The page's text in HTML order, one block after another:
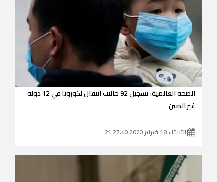
الصحة العالمية: تسجيل 92 حالات انتقال لكورونا في 12 دولة
غير الصين
الثلاثاء 18 فبراير 2020 21:27:40